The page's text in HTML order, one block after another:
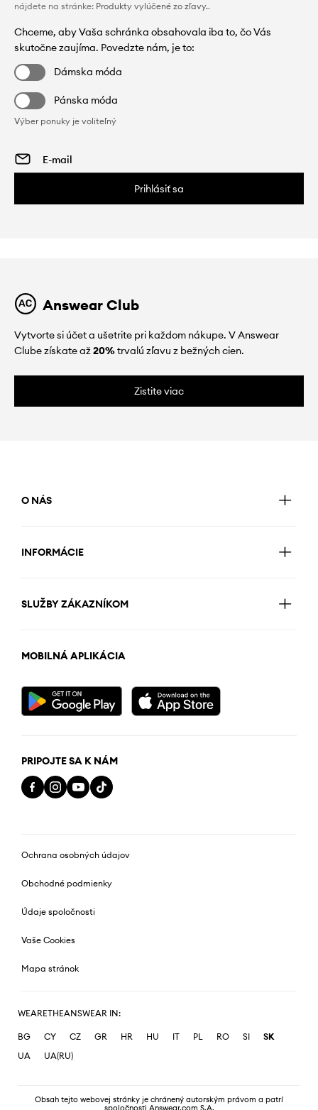
nájdete na stránke: Produkty vylúčené zo zľavy..
Chceme, aby Vaša schránka obsahovala iba to, čo Vás
skutočne zaujíma. Povedzte nám, je to:
Dámska móda
Pánska móda
Výber ponuky je voliteľný
Prihlásiť sa
Answear Club
Vytvorte si účet a ušetrite pri každom nákupe. V Answear
Clube získate až20%trvalú zľavu z bežných cien.
Zistite viac
O NÁS
INFORMÁCIE
SLUŽBY ZÁKAZNÍKOM
MOBILNÁ APLIKÁCIA
PRIPOJTE SA K NÁM
Ochrana osobných údajov
Obchodné podmienky
Údaje spoločnosti
Vaše Cookies
Mapa stránok
WEARETHEANSWEAR IN:
BG CY CZ GR HR HU IT PL RO SI
SK
UA
UA(RU)
Obsah tejto webovej stránky je chránený autorským právom a patrí